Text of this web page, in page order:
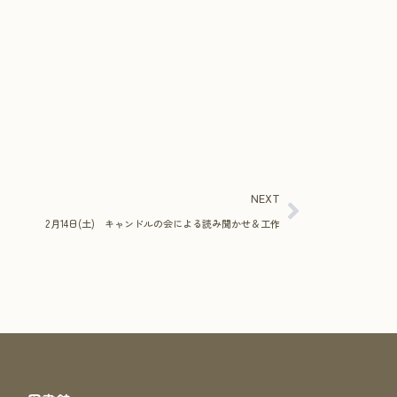
NEXT
2月14日(土) キャンドルの会による読み聞かせ＆工作